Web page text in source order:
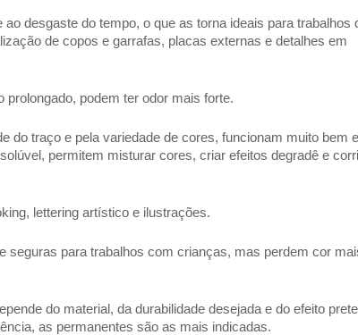
desgaste do tempo, o que as torna ideais para trabalhos
de copos e garrafas, placas externas e detalhes em
podem ter odor mais forte.
do traço e pela variedade de cores, funcionam muito bem
permitem misturar cores, criar efeitos degradê e
lettering artístico e ilustrações.
seguras para trabalhos com crianças, mas perdem cor
do material, da durabilidade desejada e do efeito
as permanentes são as mais indicadas.